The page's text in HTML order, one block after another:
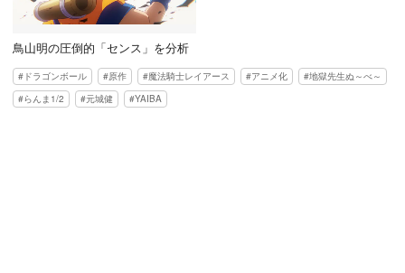
鳥山明の圧倒的「センス」を分析
ドラゴンボール 原作 魔法騎士レイアース アニメ化
地獄先生ぬ～べ～
らんま1/2
元城健 YAIBA